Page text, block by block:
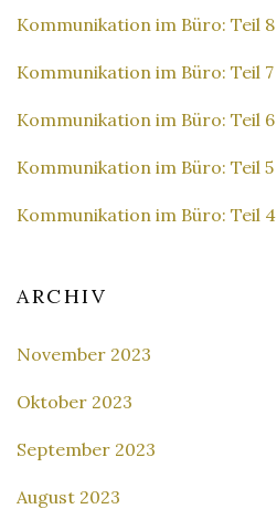
Kommunikation im Büro: Teil 8
Kommunikation im Büro: Teil 7
Kommunikation im Büro: Teil 6
Kommunikation im Büro: Teil 5
Kommunikation im Büro: Teil 4
ARCHIV
November 2023
Oktober 2023
September 2023
August 2023